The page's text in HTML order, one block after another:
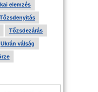
elemzés
Tőzsdenyitás
Tőzsdezárás
Ukrán válság